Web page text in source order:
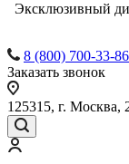
Эксклюзивный
8 (800) 700-33-86
Заказать звонок
125315, г. Москва,